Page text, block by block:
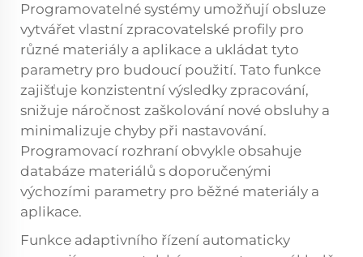
Programovatelné systémy umožňují obsluze
vytvářet vlastní zpracovatelské profily pro
různé materiály a aplikace a ukládat tyto
parametry pro budoucí použití. Tato funkce
zajišťuje konzistentní výsledky zpracování,
snižuje náročnost zaškolování nové obsluhy a
minimalizuje chyby při nastavování.
Programovací rozhraní obvykle obsahuje
databáze materiálů s doporučenými
výchozími parametry pro běžné materiály a
aplikace.
Funkce adaptivního řízení automaticky